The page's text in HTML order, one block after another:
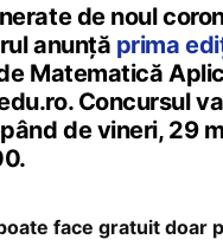
de noul
anunţă prima
Matematică
Concursul
de vineri, 29
face gratuit doar